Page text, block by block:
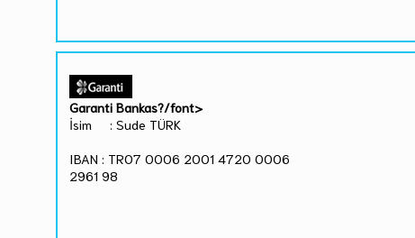
Garanti Bankas?/font>
İsim : Sude TÜRK
IBAN : TR07 0006 2001 4720 0006
2961 98